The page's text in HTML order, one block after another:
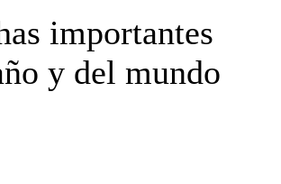
importantes
y del mundo